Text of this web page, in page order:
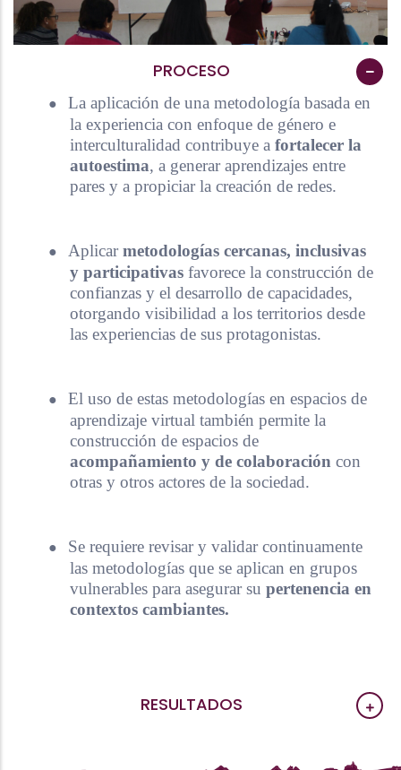
PROCESO
●
La aplicación de una metodología basada en
la experiencia con enfoque de género e
interculturalidad contribuye a fortalecer la
autoestima, a generar aprendizajes entre
pares y a propiciar la creación de redes.
● Aplicarmetodologías cercanas, inclusivas
y participativas favorece la construcción de
confianzas y el desarrollo de capacidades,
otorgando visibilidad a los territorios desde
las experiencias de sus protagonistas.
●
El uso de estas metodologías en espacios de
aprendizaje virtual también permite la
construcción de espacios de
acompañamiento y de colaboración con
otras y otros actores de la sociedad.
●
Se requiere revisar y validar continuamente
las metodologías que se aplican en grupos
vulnerables para asegurar su pertenencia en
contextos cambiantes.
RESULTADOS